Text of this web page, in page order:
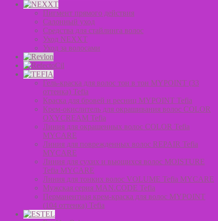
Пигмент прямого действия
Салонный уход
Средства для стайлинга волос
Уход NEXXT
Уход за волосами
Гель-краска для волос тон в тон MYPOINT (33
оттенка) Tefia
Краска для бровей и ресниц MYPOINT Tefia
Крем-окислитель для окрашивания волос COLOR
OXYCREAM Tefia
Линия для окрашенных волос COLOR Tefia
MYCARE
Линия для поврежденных волос REPAIR Tefia
MYCARE
Линия для сухих и вьющихся волос MOISTURE
Tefia MYCARE
Линия для тонких волос VOLUME Tefia MYCARE
Мужская серия MAN.CODE Tefia
Перманентная крем-краска для волос MYPOINT
(104 оттенка) Tefia